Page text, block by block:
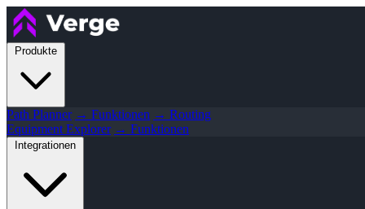
Produkte
Path Planner → Funktionen → Routing
Equipment Explorer → Funktionen
Integrationen